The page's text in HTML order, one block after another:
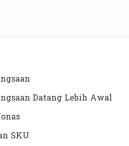
Datang Lebih Awal
SKU